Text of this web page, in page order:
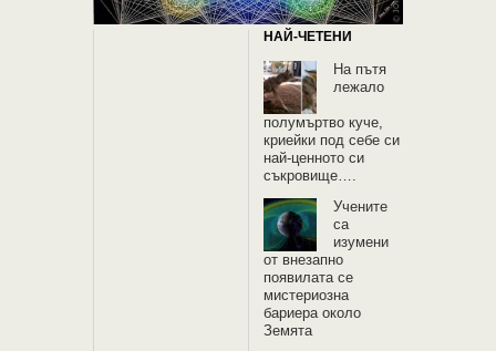
НАЙ-ЧЕТЕНИ
На пътя
лежало
полумъртво куче,
криейки под себе си
най-ценното си
съкровище….
Учените
са
изумени
от внезапно
появилата се
мистериозна
бариера около
Земята